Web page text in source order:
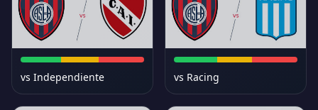
vs Independiente vs Racing